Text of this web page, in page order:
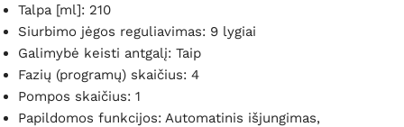
Talpa [ml]: 210
Siurbimo jėgos reguliavimas: 9 lygiai
Galimybė keisti antgalį: Taip
Fazių (programų) skaičius: 4
Pompos skaičius: 1
Papildomos funkcijos: Automatinis išjungimas,